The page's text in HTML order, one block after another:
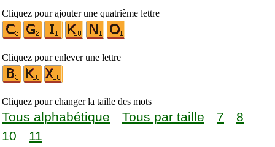
Cliquez pour ajouter une quatrième lettre
Cliquez pour enlever une lettre
Cliquez pour changer la taille des mots
Tous alphabétique Tous par taille 7
8
10
11